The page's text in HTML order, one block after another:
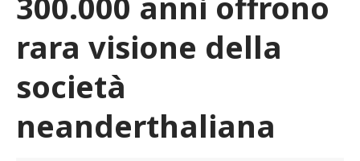
rara visione della
società
neanderthaliana